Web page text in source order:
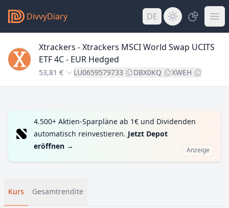
DivvyDiary DE
Xtrackers - Xtrackers MSCI World Swap UCITS
ETF 4C - EUR Hedged
53,81 € LU0659579733 DBX0KQ XWEH
4.500+ Aktien-Sparpläne ab 1€ und Dividenden
automatisch reinvestieren. Jetzt Depot
eröffnen → Anzeige
Kurs Gesamtrendite